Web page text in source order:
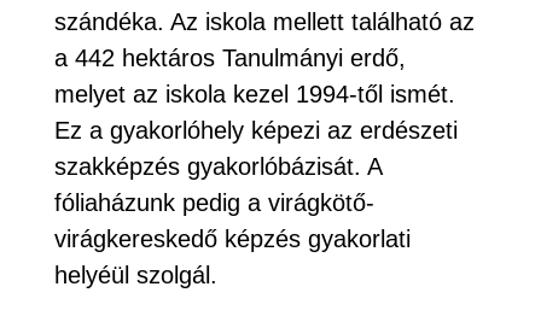
szándéka. Az iskola mellett található az
a 442 hektáros Tanulmányi erdő,
melyet az iskola kezel 1994-től ismét.
Ez a gyakorlóhely képezi az erdészeti
szakképzés gyakorlóbázisát. A
fóliaházunk pedig a virágkötő-
virágkereskedő képzés gyakorlati
helyéül szolgál.